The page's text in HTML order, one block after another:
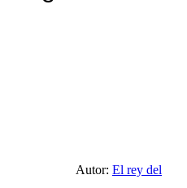
Autor: El rey del